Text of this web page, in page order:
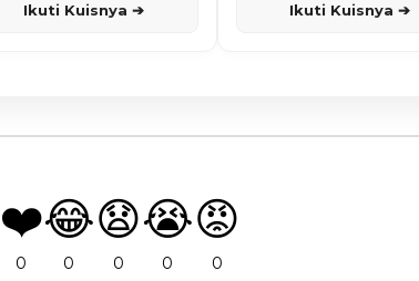
Ikuti Kuisnya ➔ Ikuti Kuisnya ➔
❤️
0
😂
0
😧
0
😭
0
😡
0